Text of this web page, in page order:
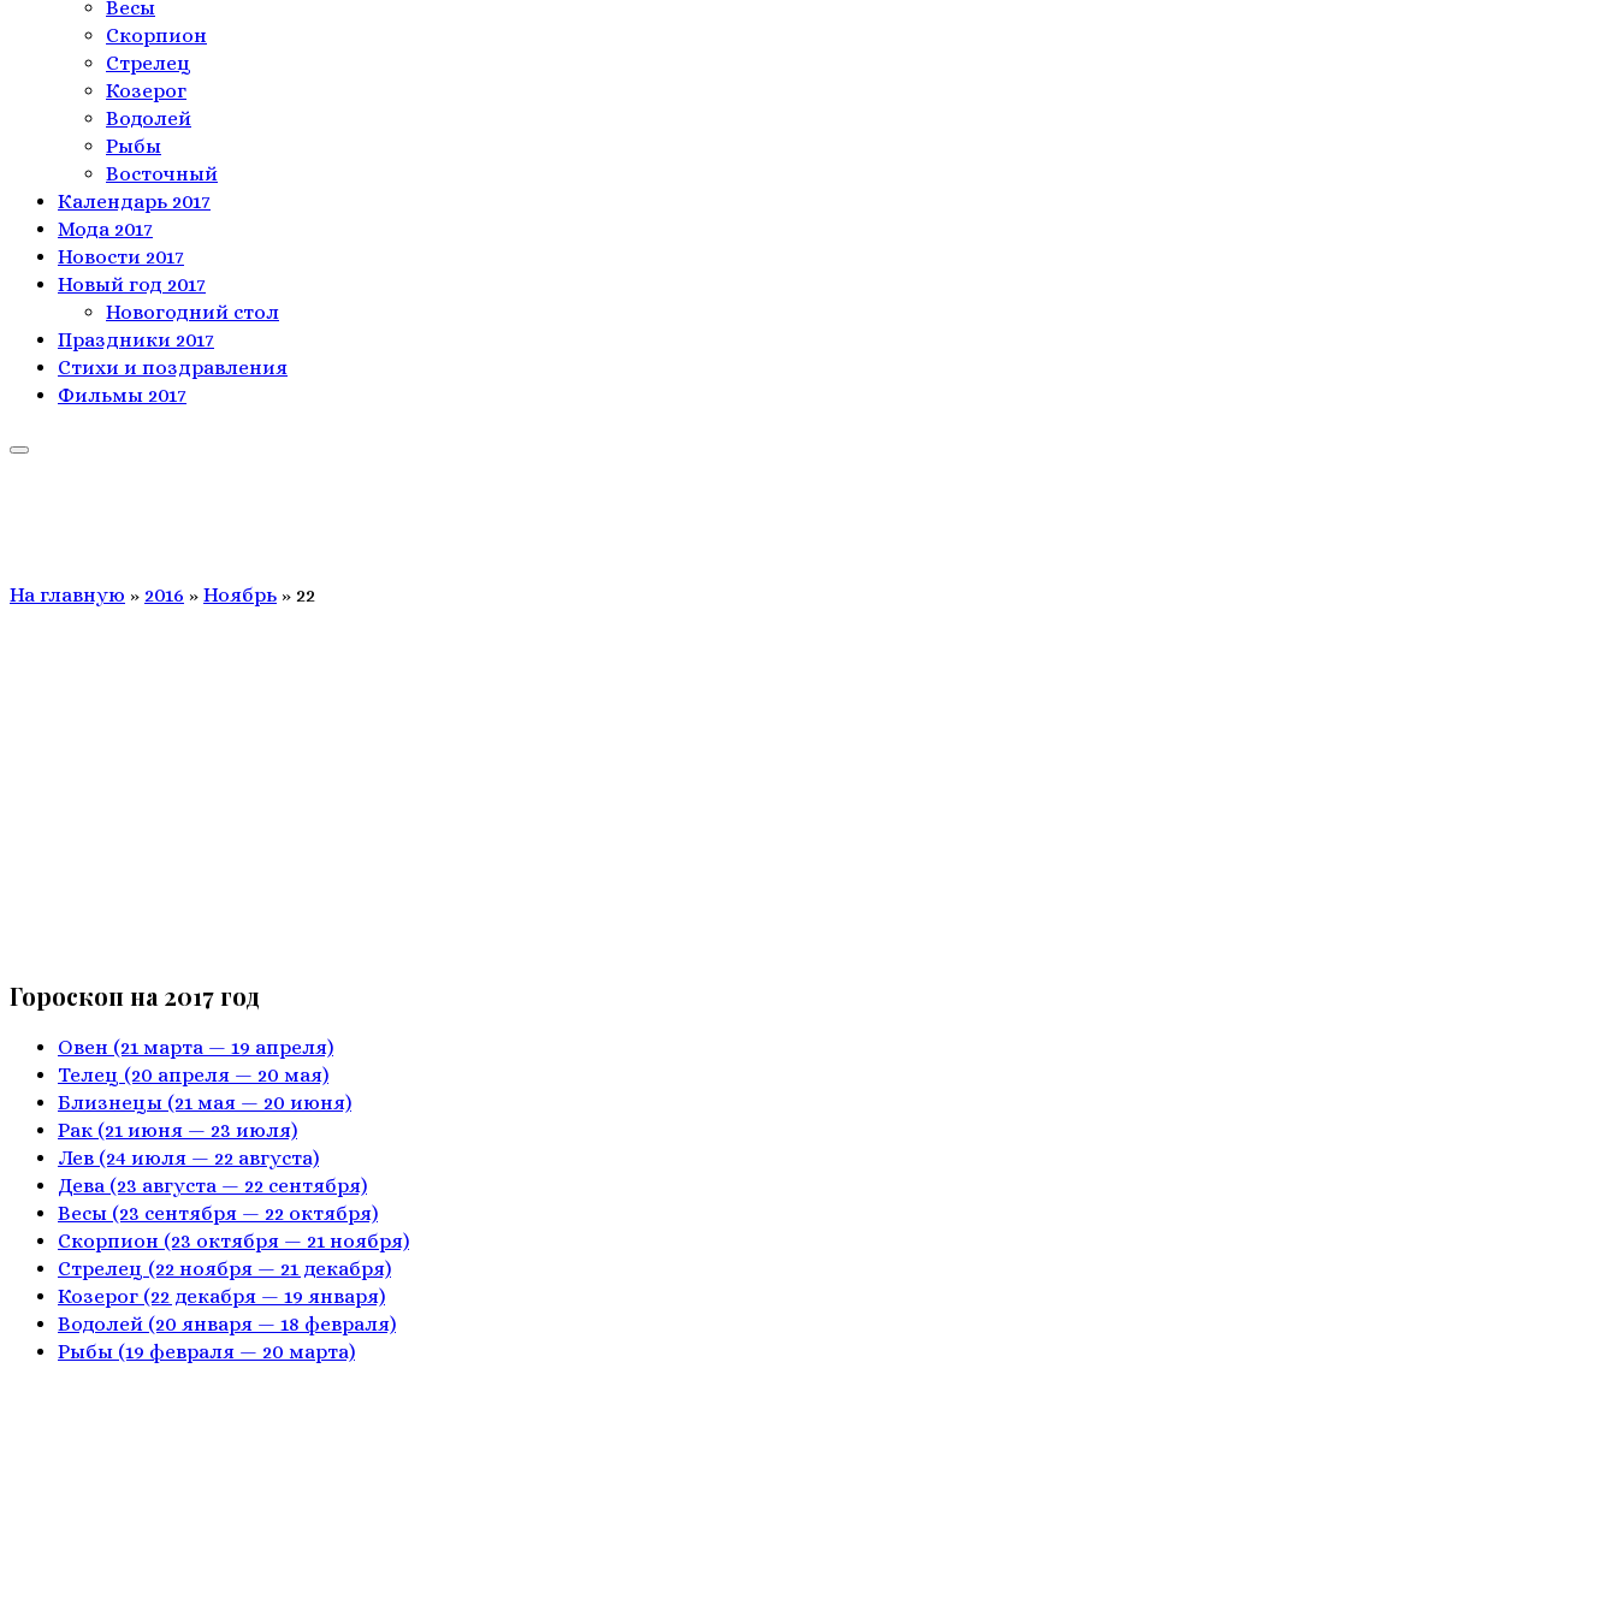
Весы
Скорпион
Стрелец
Козерог
Водолей
Рыбы
Восточный
Календарь 2017
Мода 2017
Новости 2017
Новый год 2017
Новогодний стол
Праздники 2017
Стихи и поздравления
Фильмы 2017
На главную » 2016 » Ноябрь » 22
Гороскоп на 2017 год
Овен (21 марта — 19 апреля)
Телец (20 апреля — 20 мая)
Близнецы (21 мая — 20 июня)
Рак (21 июня — 23 июля)
Лев (24 июля — 22 августа)
Дева (23 августа — 22 сентября)
Весы (23 сентября — 22 октября)
Скорпион (23 октября — 21 ноября)
Стрелец (22 ноября — 21 декабря)
Козерог (22 декабря — 19 января)
Водолей (20 января — 18 февраля)
Рыбы (19 февраля — 20 марта)